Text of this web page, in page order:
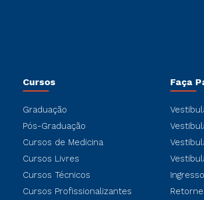
Cursos
Graduação
Pós-Graduação
Cursos de Medicina
Cursos Livres
Cursos Técnicos
Cursos Profissionalizantes
Faça